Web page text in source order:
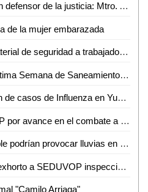
Abogado actual debe ser un defensor de la justicia: Mtro. Abraham Oliva Muñoz
de la mujer embarazada
Alcalde interino entrega material de seguridad a trabajadores de Servicios Municipales
Del 16 al 20 de Julio la Séptima Semana de Saneamiento Básico en Valles.
SSA desmiente información de casos de Influenza en Yucatan
Reconoce SEDESOL a SLP por avance en el combate a la pobreza
Onda tropical y aire inestable podrían provocar lluvias en SLP
La diputada Lucero Jasso exhorto a SEDUVOP inspeccionar carretera estatal Rioverde-Cerritos
"Camilo Arriaga"